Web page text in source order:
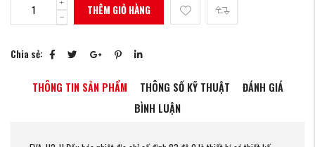
THÊM GIỎ HÀNG
Chia sẻ:
THÔNG TIN SẢN PHẨM THÔNG SỐ KỸ THUẬT
ĐÁNH GIÁ
BÌNH LUẬN